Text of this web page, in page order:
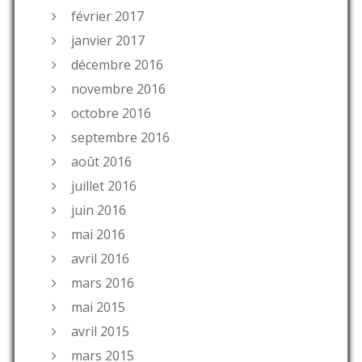
février 2017
janvier 2017
décembre 2016
novembre 2016
octobre 2016
septembre 2016
août 2016
juillet 2016
juin 2016
mai 2016
avril 2016
mars 2016
mai 2015
avril 2015
mars 2015